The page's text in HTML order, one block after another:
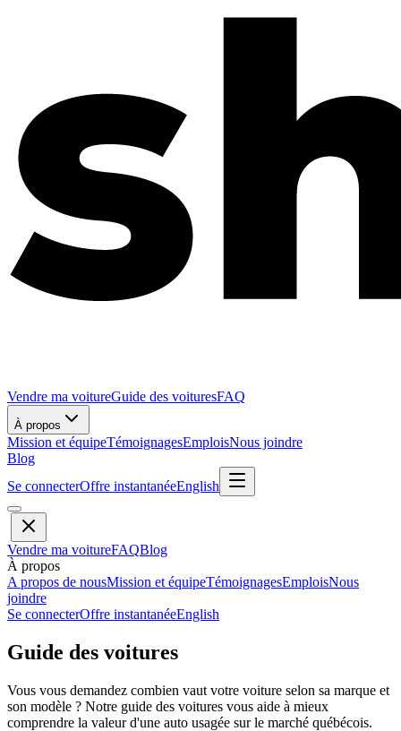
Vendre ma voitureGuide des voituresFAQ
À propos
Mission et équipeTémoignagesEmploisNous joindre
Blog
Se connecterOffre instantanéeEnglish
Vendre ma voitureFAQBlog
À propos
A propos de nousMission et équipeTémoignagesEmploisNous
joindre
Se connecterOffre instantanéeEnglish
Guide des voitures
Vous vous demandez combien vaut votre voiture selon sa marque et
son modèle ? Notre guide des voitures vous aide à mieux
comprendre la valeur d'une auto usagée sur le marché québécois.